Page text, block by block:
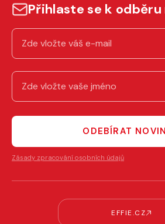
Přihlaste se k
ODEBÍRAT
Zásady zpracování osobních údajů
EFFIE.CZ